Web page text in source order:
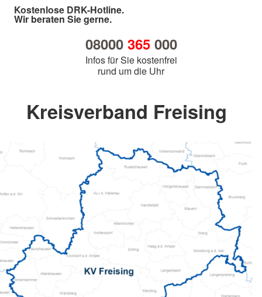
Kostenlose DRK-Hotline.
Wir beraten Sie gerne.
08000 365000
Infos für Sie kostenfrei
rund um die Uhr
Kreisverband Freising